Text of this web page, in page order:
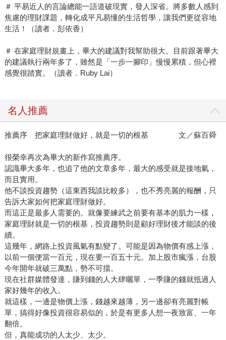
＃ 平易近人的言論總能一語道破現實，發人深省。將多數人感到
焦慮的理財課題，轉化成平凡易懂的生活哲學，讓我們更從容地
生活！（讀者．彭依香）
＃ 在家庭理財規畫上，畢大的建議對我幫助很大。目前跟著畢大
的建議執行兩年多了，雖然是「一步一腳印」慢慢累積，但心裡
感覺很踏實。（讀者．Ruby Lai）
名人推薦
推薦序 把家庭理財做好，就是一切的根基 文／蘇百舜
很榮幸再次為畢大的新作寫推薦序。
認識畢大多年，也追了他的文章多年，最大的感受就是接地氣，
而且實用。
他不談投資趨勢（這東西我談比較多），也不秀亮麗的報酬，只
告訴大家如何把家庭理財做好。
而這正是最多人需要的。就像要練武之前要有基本的肌力一樣，
家庭理財就是一切的根基，投資趨勢則是顧好理財後才能談的後
續。
這幾年，網路上投資風氣有點變了。可能是因為物價有感上漲，
以前一個便當一百元，現在要一百五十元。加上股市瘋漲，台股
今年開年就破三萬點，勢不可擋。
現在社群媒體發達，賺到錢的人大肆曬單，一季賺的錢就抵過人
家好幾年的收入。
就這樣，一邊是物價上漲，錢越來越薄，另一邊卻有亮麗對帳
單，搞得好像投資很容易似的，於是有更多人想一夜致富、一年
翻倍。
但，真能成功的人太少、太少。